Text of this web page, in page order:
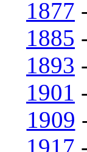
1877
1885
1893
1901
1909
1917